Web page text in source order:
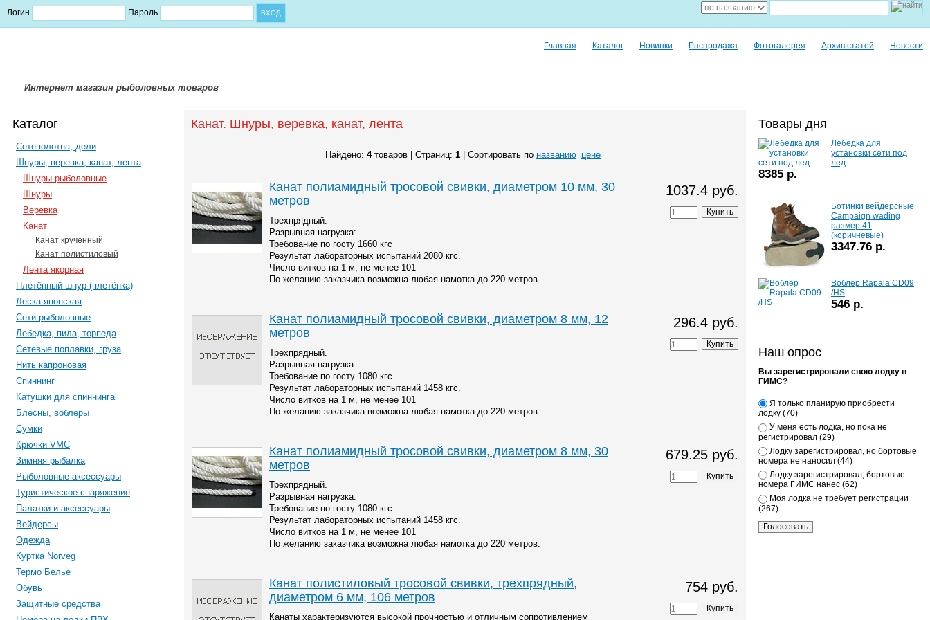
Логин Пароль
Интернет магазин рыболовных товаров
Главная Каталог Новинки Распродажа Фотогалерея Архив статей Новости
Каталог
Сетеполотна, дели
Шнуры, веревка, канат, лента
Шнуры рыболовные
Шнуры
Веревка
Канат
Канат крученный
Канат полистиловый
Лента якорная
Плетённый шнур (плетёнка)
Леска японская
Сети рыболовные
Лебедка, пила, торпеда
Сетевые поплавки, груза
Нить капроновая
Спиннинг
Катушки для спиннинга
Блесны, воблеры
Сумки
Крючки VMC
Зимняя рыбалка
Рыболовные аксессуары
Туристическое снаряжение
Палатки и аксессуары
Вейдерсы
Одежда
Куртка Norveg
Термо Бельё
Обувь
Защитные средства
Канат. Шнуры, веревка, канат, лента
Найдено: 4товаров | Страниц: 1 | Сортировать по названию цене
Канат полиамидный тросовой свивки, диаметром 10 мм, 30
метров
Трехпрядный.
Разрывная нагрузка:
Требование по госту 1660 кгс
Результат лабораторных испытаний 2080 кгс.
Число витков на 1 м, не менее 101
По желанию заказчика возможна любая намотка до 220 метров.
1037.4 руб.
Канат полиамидный тросовой свивки, диаметром 8 мм, 12
метров
Трехпрядный.
Разрывная нагрузка:
Требование по госту 1080 кгс
Результат лабораторных испытаний 1458 кгс.
Число витков на 1 м, не менее 101
По желанию заказчика возможна любая намотка до 220 метров.
296.4 руб.
Канат полиамидный тросовой свивки, диаметром 8 мм, 30
метров
Трехпрядный.
Разрывная нагрузка:
Требование по госту 1080 кгс
Результат лабораторных испытаний 1458 кгс.
Число витков на 1 м, не менее 101
По желанию заказчика возможна любая намотка до 220 метров.
679.25 руб.
Канат полистиловый тросовой свивки, трехпрядный,
диаметром 6 мм, 106 метров
Канаты характеризуются высокой прочностью и отличным сопротивлением
754 руб.
Товары дня
Лебедка для
установки сети под
лед
8385 р.
Ботинки вейдерсные
Campaign wading
размер 41
(коричневые)
3347.76 р.
Воблер Rapala CD09
/HS
546 р.
Наш опрос
Вы зарегистрировали свою лодку в
ГИМС?
Я только планирую приобрести
лодку (70)
У меня есть лодка, но пока не
регистрировал (29)
Лодку зарегистрировал, но бортовые
номера не наносил (44)
Лодку зарегистрировал, бортовые
номера ГИМС нанес (62)
Моя лодка не требует регистрации
(267)